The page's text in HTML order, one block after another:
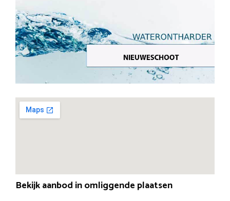
Bekijk aanbod in omliggende plaatsen